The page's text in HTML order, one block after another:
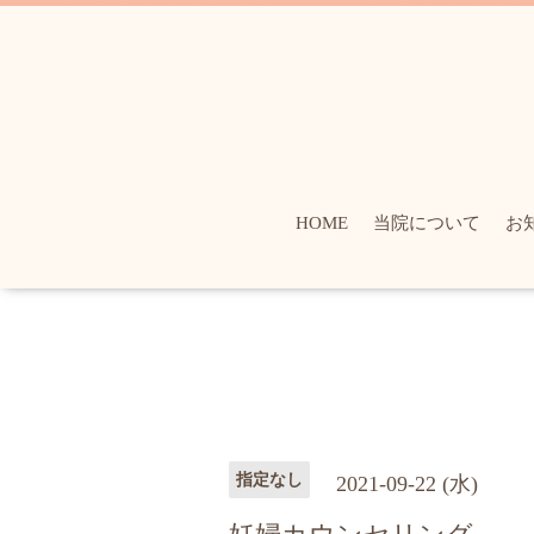
HOME 当院について お
指定なし 2021-09-22 (水)